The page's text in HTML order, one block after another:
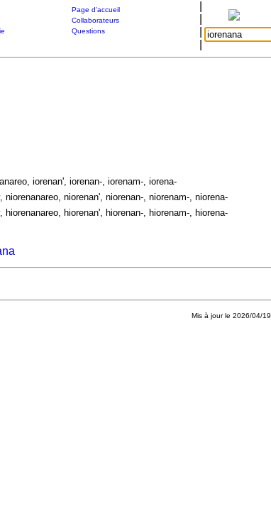
Page d'accueil
Collaborateurs
Questions
iorenan', iorenan-, iorenam-, iorena-
niorenan', niorenan-, niorenam-, niorena-
hiorenan', hiorenan-, hiorenam-, hiorena-
Mis à jour le 2026/04/19